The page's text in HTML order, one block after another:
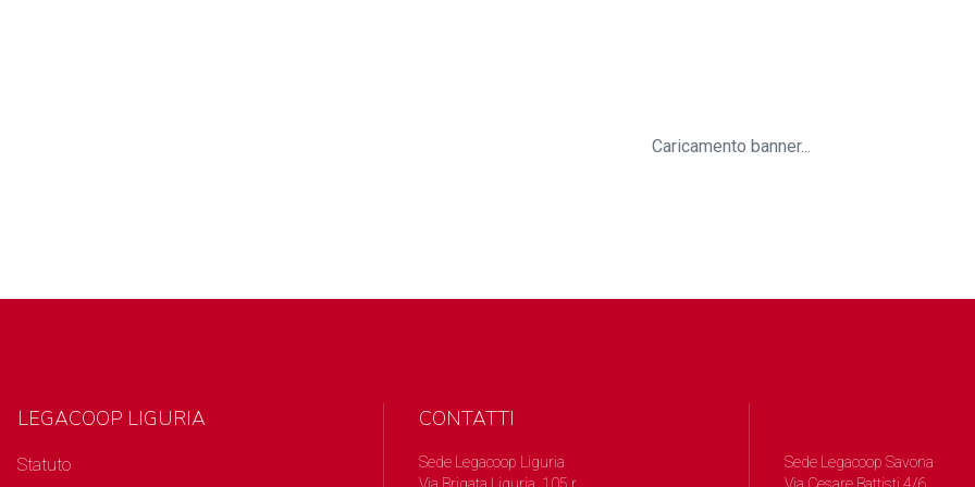
Caricamento banner...
LEGACOOP LIGURIA
Statuto
CONTATTI
Sede Legacoop Liguria
Sede Legacoop Savona